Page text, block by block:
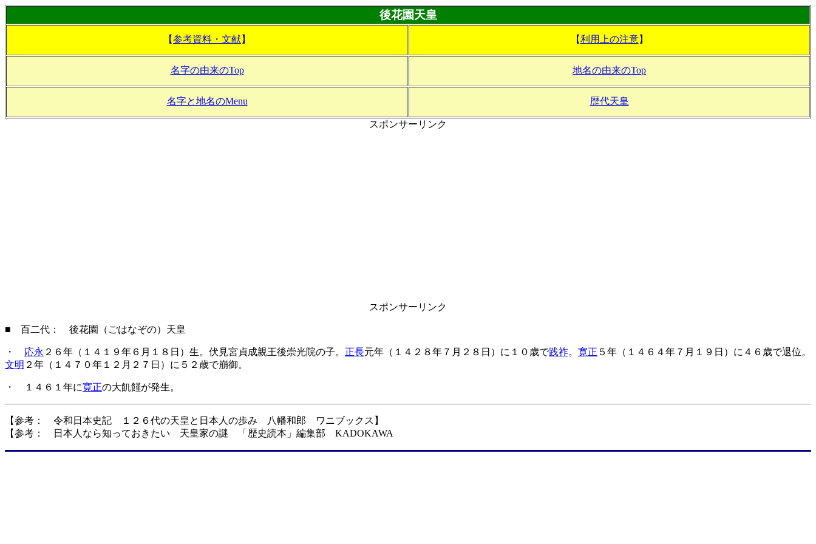
後花園天皇
【参考資料・文献】 【利用上の注意】
名字の由来のTop 地名の由来のTop
名字と地名のMenu 歴代天皇
スポンサーリンク
スポンサーリンク
■ 百二代： 後花園（ごはなぞの）天皇
・ 応永 ２６年（１４１９年６月１８日）生。伏見宮貞成親王後崇光院の子。 正長元年（１４２８年７月２８日）に１０歳で践祚。 寛正 ５年（１４６４年７月１９日）に４６歳で退位。
文明 ２年（１４７０年１２月２７日）に５２歳で崩御。
・ １４６１年に寛正の大飢饉が発生。
【参考： 令和日本史記 １２６代の天皇と日本人の歩み 八幡和郎 ワニブックス】
【参考： 日本人なら知っておきたい 天皇家の謎 「歴史読本」編集部 KADOKAWA